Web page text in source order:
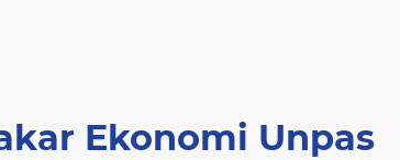
Ekonomi Unpas